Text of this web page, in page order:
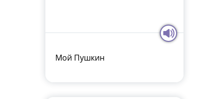
Мой Пушкин